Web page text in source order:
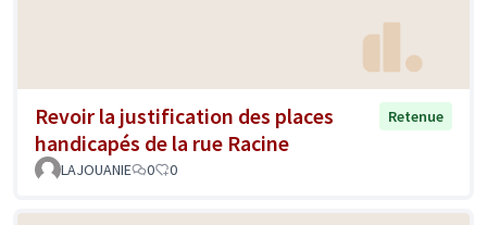
Revoir la justification des places
handicapés de la rue Racine
Retenue
LAJOUANIE 0 0